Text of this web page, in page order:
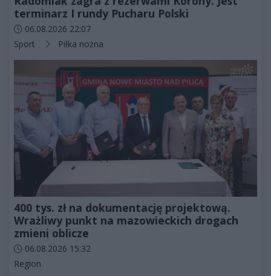
terminarz I rundy Pucharu Polski
Data dodania artykułu:
06.08.2026 22:07
Kategorie artykułu:
Sport Piłka nożna
400 tys. zł na dokumentację projektową.
Wrażliwy punkt na mazowieckich drogach
zmieni oblicze
Data dodania artykułu:
06.08.2026 15:32
Kategorie artykułu:
Region